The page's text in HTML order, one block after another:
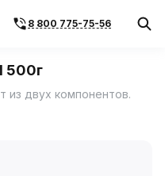
8 800 775-75-56
500г
из двух компонентов.